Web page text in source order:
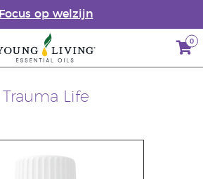
Focus op welzijn
0
Trauma Life